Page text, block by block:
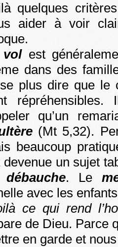
quelques
aider à voir
volest
dans des
plus dire que le
qu’un
(Mt 5,32).
beaucoup
devenue un sujet
débauche. Le
avec les
ce qui rend
de Dieu. Parce
en garde et